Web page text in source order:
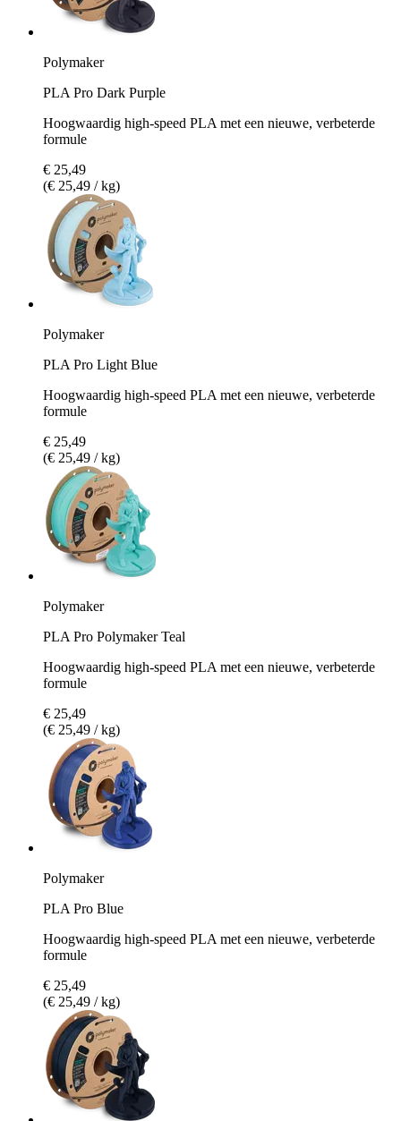
Polymaker
PLA Pro Dark Purple
Hoogwaardig high-speed PLA met een nieuwe, verbeterde
formule
€ 25,49
(€ 25,49 / kg)
Polymaker
PLA Pro Light Blue
Hoogwaardig high-speed PLA met een nieuwe, verbeterde
formule
€ 25,49
(€ 25,49 / kg)
Polymaker
PLA Pro Polymaker Teal
Hoogwaardig high-speed PLA met een nieuwe, verbeterde
formule
€ 25,49
(€ 25,49 / kg)
Polymaker
PLA Pro Blue
Hoogwaardig high-speed PLA met een nieuwe, verbeterde
formule
€ 25,49
(€ 25,49 / kg)